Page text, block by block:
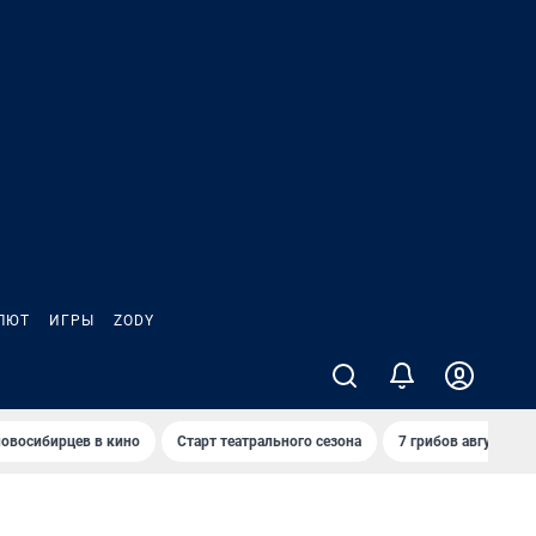
ИГРЫ ZODY
в кино Старт театрального сезона 7 грибов августа